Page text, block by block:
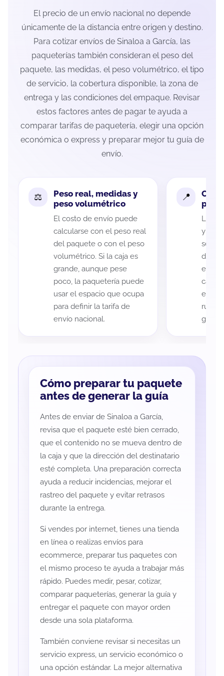
El precio de un envío nacional no depende
únicamente de la distancia entre origen y destino.
Para cotizar envíos de Sinaloa a García, las
paqueterías también consideran el peso del
paquete, las medidas, el peso volumétrico, el tipo
de servicio, la cobertura disponible, la zona de
entrega y las condiciones del empaque. Revisar
estos factores antes de pagar te ayuda a
comparar tarifas de paquetería, elegir una opción
económica o express y preparar mejor tu guía de
envío.
Peso real, medidas y
peso volumétrico
El costo de envío puede
calcularse con el peso real
del paquete o con el peso
volumétrico. Si la caja es
grande, aunque pese
poco, la paquetería puede
usar el espacio que ocupa
para definir la tarifa de
envío nacional.
La
y
de
cada
es
ruta
guía
Cómo preparar tu paquete
antes de generar la guía
Antes de enviar de Sinaloa a García,
revisa que el paquete esté bien cerrado,
que el contenido no se mueva dentro de
la caja y que la dirección del destinatario
esté completa. Una preparación correcta
ayuda a reducir incidencias, mejorar el
rastreo del paquete y evitar retrasos
durante la entrega.
Si vendes por internet, tienes una tienda
en línea o realizas envíos para
ecommerce, preparar tus paquetes con
el mismo proceso te ayuda a trabajar más
rápido. Puedes medir, pesar, cotizar,
comparar paqueterías, generar la guía y
entregar el paquete con mayor orden
desde una sola plataforma.
También conviene revisar si necesitas un
servicio express, un servicio económico o
una opción estándar. La mejor alternativa